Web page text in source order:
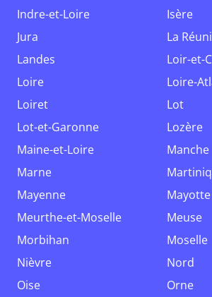
Indre-et-Loire
Isère
Jura
La
Landes
Loir-et-
Loire
Loire-
Loiret
Lot
Lot-et-Garonne
Lozère
Maine-et-Loire
Manche
Marne
Mayenne
Mayotte
Meurthe-et-Moselle
Meuse
Morbihan
Moselle
Nièvre
Nord
Oise
Orne